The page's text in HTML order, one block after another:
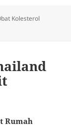
Kolesterol
Rumah